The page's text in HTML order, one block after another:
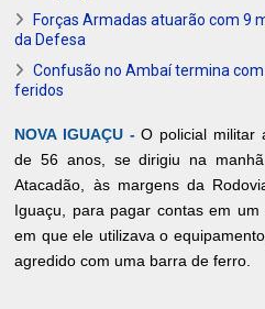
Forças Armadas atuarão com 9
da Defesa
Confusão no Ambaí termina
feridos
NOVA IGUAÇU -O policial militar
de 56 anos, se dirigiu na
Atacadão, às margens da
Iguaçu, para pagar contas em
em que ele utilizava o
agredido com uma barra de ferro.